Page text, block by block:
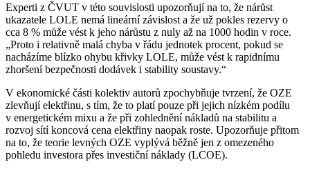
Experti z ČVUT v této souvislosti upozorňují na to, že nárůst
ukazatele LOLE nemá lineární závislost a že už pokles rezervy o
cca 8 % může vést k jeho nárůstu z nuly až na 1000 hodin v roce.
„Proto i relativně malá chyba v řádu jednotek procent, pokud se
nacházíme blízko ohybu křivky LOLE, může vést k rapidnímu
zhoršení bezpečnosti dodávek i stability soustavy.“
V ekonomické části kolektiv autorů zpochybňuje tvrzení, že OZE
zlevňují elektřinu, s tím, že to platí pouze při jejich nízkém podílu
v energetickém mixu a že při zohlednění nákladů na stabilitu a
rozvoj sítí koncová cena elektřiny naopak roste. Upozorňuje přitom
na to, že teorie levných OZE vyplývá běžně jen z omezeného
pohledu investora přes investiční náklady (LCOE).